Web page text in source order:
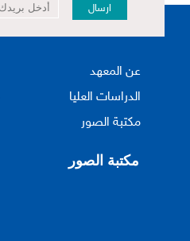
ارسال
عن المعهد
الدراسات العليا
مكتبة الصور